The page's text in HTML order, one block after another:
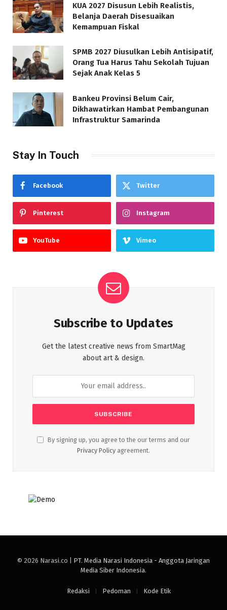
KUA 2027 Disusun Lebih Realistis,
Belanja Daerah Disesuaikan
Kemampuan Fiskal
SPMB 2027 Diusulkan Lebih Antisipatif,
Orang Tua Harus Tahu Sekolah Tujuan
Sejak Anak Kelas 5
Bankeu Provinsi Belum Cair,
Dikhawatirkan Hambat Pembangunan
Infrastruktur Samarinda
Stay In Touch
Facebook Twitter
Pinterest Instagram
YouTube Vimeo
Subscribe to Updates
Get the latest creative news from SmartMag
about art & design.
By signing up, you agree to the our terms and our
Privacy Policy agreement.
© 2026 Narasi.co | PT. Media Narasi Indonesia - Anggota Jaringan
Media Siber Indonesia.
Redaksi Pedoman Kode Etik